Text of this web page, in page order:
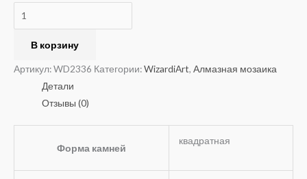
В корзину
Артикул:WD2336 Категории:WizardiArt, Алмазная мозаика
Детали
Отзывы (0)
Форма камней
квадратная